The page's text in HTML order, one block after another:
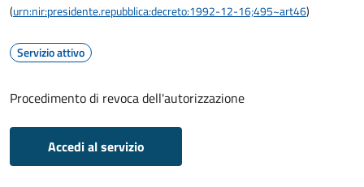
(urn:nir:presidente.repubblica:decreto:1992-12-16;495~art46)
Servizio attivo
Procedimento di revoca dell'autorizzazione
Accedi al servizio